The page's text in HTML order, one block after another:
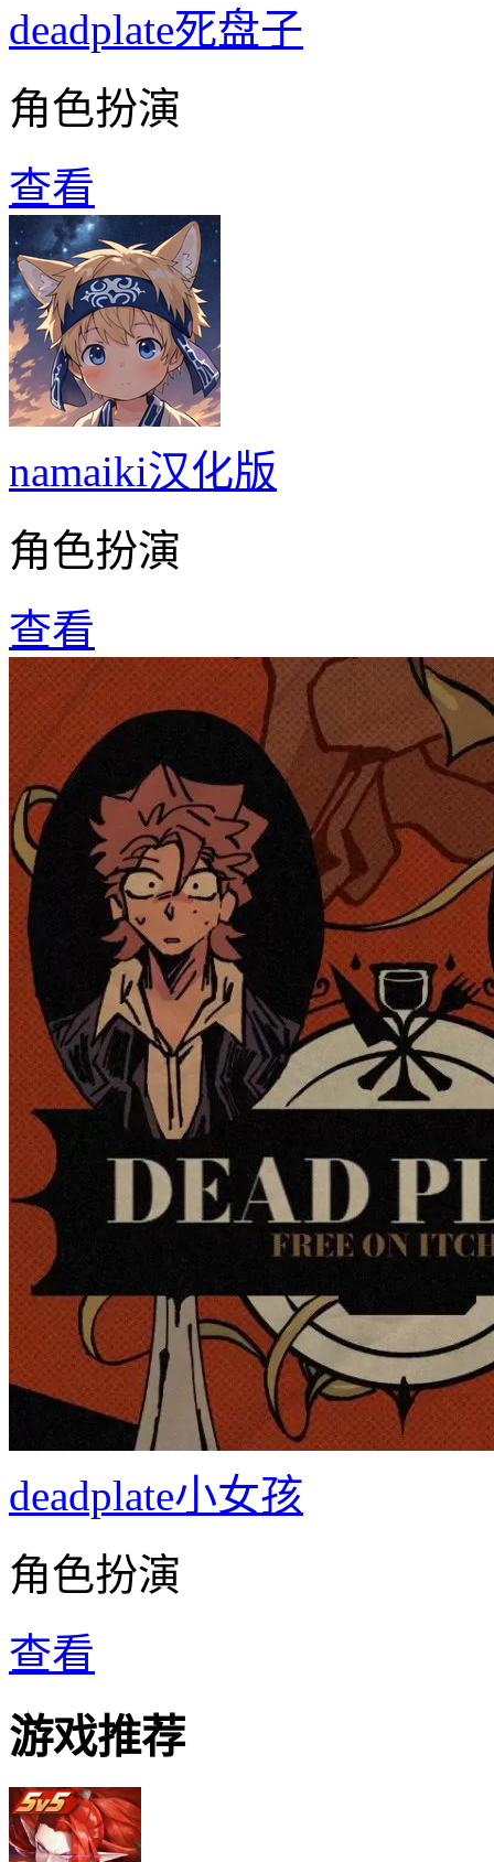
deadplate死盘子
角色扮演
查看
namaiki汉化版
角色扮演
查看
deadplate小女孩
角色扮演
查看
游戏推荐